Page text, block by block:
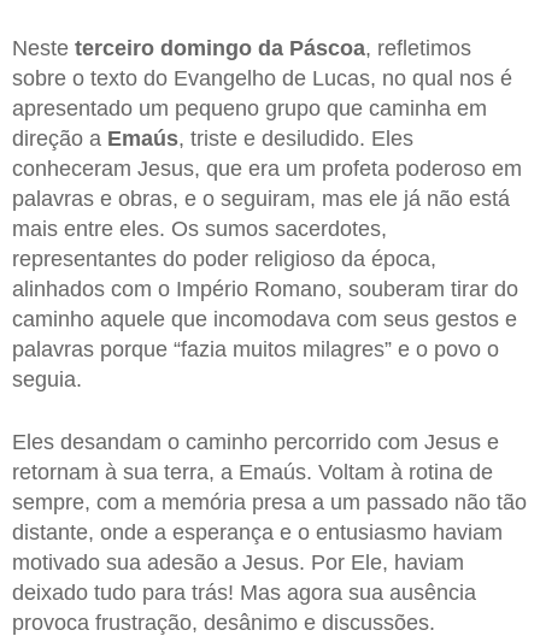
Neste terceiro domingo da Páscoa, refletimos
sobre o texto do Evangelho de Lucas, no qual nos é
apresentado um pequeno grupo que caminha em
direção a Emaús, triste e desiludido. Eles
conheceram Jesus, que era um profeta poderoso em
palavras e obras, e o seguiram, mas ele já não está
mais entre eles. Os sumos sacerdotes,
representantes do poder religioso da época,
alinhados com o Império Romano, souberam tirar do
caminho aquele que incomodava com seus gestos e
palavras porque “fazia muitos milagres” e o povo o
seguia.
Eles desandam o caminho percorrido com Jesus e
retornam à sua terra, a Emaús. Voltam à rotina de
sempre, com a memória presa a um passado não tão
distante, onde a esperança e o entusiasmo haviam
motivado sua adesão a Jesus. Por Ele, haviam
deixado tudo para trás! Mas agora sua ausência
provoca frustração, desânimo e discussões.